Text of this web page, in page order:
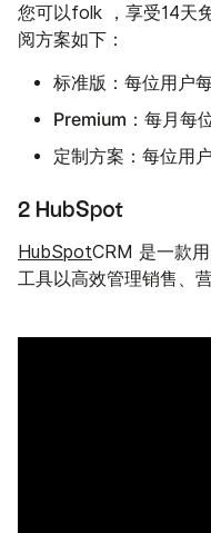
您可以folk ，享受14天
阅方案如下：
标准版： 每位用户
Premium： 每月每
定制方案： 每位用
2 HubSpot
HubSpotCRM 是一款
工具以高效管理销售、